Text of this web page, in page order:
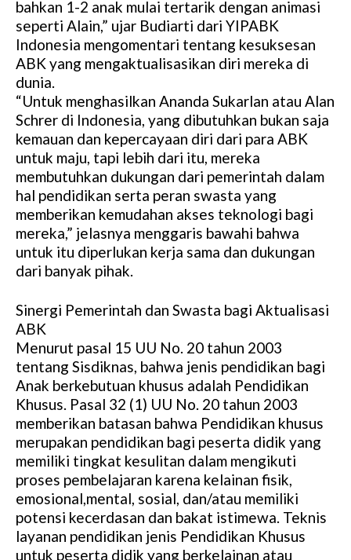
bahkan 1-2 anak mulai tertarik dengan animasi
seperti Alain,” ujar Budiarti dari YIPABK
Indonesia mengomentari tentang kesuksesan
ABK yang mengaktualisasikan diri mereka di
dunia.
“Untuk menghasilkan Ananda Sukarlan atau Alan
Schrer di Indonesia, yang dibutuhkan bukan saja
kemauan dan kepercayaan diri dari para ABK
untuk maju, tapi lebih dari itu, mereka
membutuhkan dukungan dari pemerintah dalam
hal pendidikan serta peran swasta yang
memberikan kemudahan akses teknologi bagi
mereka,” jelasnya menggaris bawahi bahwa
untuk itu diperlukan kerja sama dan dukungan
dari banyak pihak.
Sinergi Pemerintah dan Swasta bagi Aktualisasi
ABK
Menurut pasal 15 UU No. 20 tahun 2003
tentang Sisdiknas, bahwa jenis pendidikan bagi
Anak berkebutuan khusus adalah Pendidikan
Khusus. Pasal 32 (1) UU No. 20 tahun 2003
memberikan batasan bahwa Pendidikan khusus
merupakan pendidikan bagi peserta didik yang
memiliki tingkat kesulitan dalam mengikuti
proses pembelajaran karena kelainan fisik,
emosional,mental, sosial, dan/atau memiliki
potensi kecerdasan dan bakat istimewa. Teknis
layanan pendidikan jenis Pendidikan Khusus
untuk peserta didik yang berkelainan atau